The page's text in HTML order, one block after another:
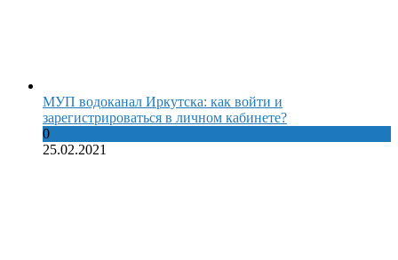
МУП водоканал Иркутска: как войти и
зарегистрироваться в личном кабинете?
0
25.02.2021